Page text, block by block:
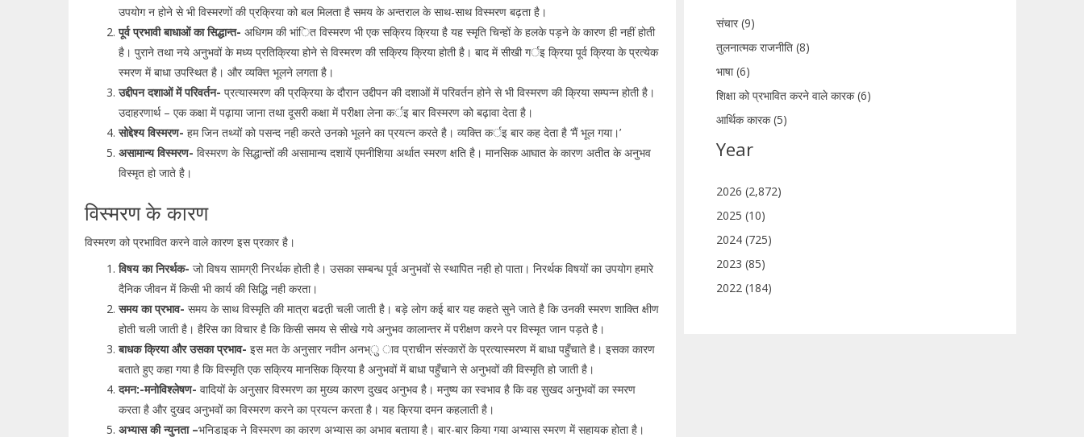
उपयोग न होने से भी विस्मरणों की प्रक्रिया को बल मिलता है समय के अन्तराल के साथ-साथ विस्मरण बढ़ता है।
पूर्व प्रभावी बाधाओं का सिद्धान्त- अधिगम की भांित विस्मरण भी एक सक्रिय क्रिया है यह स्मृति चिन्हों के हलके पड़ने के कारण ही नहीं होती
है। पुराने तथा नये अनुभवों के मध्य प्रतिक्रिया होने से विस्मरण की सक्रिय क्रिया होती है। बाद में सीखी गर्इ क्रिया पूर्व क्रिया के प्रत्येक
स्मरण में बाधा उपस्थित है। और व्यक्ति भूलने लगता है।
उद्दीपन दशाओं में परिवर्तन- प्रत्यास्मरण की प्रक्रिया के दौरान उद्दीपन की दशाओं में परिवर्तन होने से भी विस्मरण की क्रिया सम्पन्न होती है।
उदाहरणार्थ – एक कक्षा में पढ़ाया जाना तथा दूसरी कक्षा में परीक्षा लेना कर्इ बार विस्मरण को बढ़ावा देता है।
सोद्देश्य विस्मरण- हम जिन तथ्यों को पसन्द नही करते उनको भूलने का प्रयत्न करते है। व्यक्ति कर्इ बार कह देता है ‘मैं भूल गया।’
असामान्य विस्मरण- विस्मरण के सिद्धान्तों की असामान्य दशायें एमनीशिया अर्थात स्मरण क्षति है। मानसिक आघात के कारण अतीत के अनुभव
विस्मृत हो जाते है।
विस्मरण के कारण
विस्मरण को प्रभावित करने वाले कारण इस प्रकार है।
विषय का निरर्थक- जो विषय सामग्री निरर्थक होती है। उसका सम्बन्ध पूर्व अनुभवों से स्थापित नही हो पाता। निरर्थक विषयों का उपयोग हमारे
दैनिक जीवन में किसी भी कार्य की सिद्धि नही करता।
समय का प्रभाव- समय के साथ विस्मृति की मात्रा बढत़ी चली जाती है। बड़े लोग कई बार यह कहते सुने जाते है कि उनकी स्मरण शाक्ति क्षीण
होती चली जाती है। हैरिस का विचार है कि किसी समय से सीखे गये अनुभव कालान्तर में परीक्षण करने पर विस्मृत जान पड़ते है।
बाधक क्रिया और उसका प्रभाव- इस मत के अनुसार नवीन अनभ्ु ाव प्राचीन संस्कारों के प्रत्यास्मरण में बाधा पहुँचाते है। इसका कारण
बताते हुए कहा गया है कि विस्मृति एक सक्रिय मानसिक क्रिया है अनुभवों में बाधा पहुँचाने से अनुभवों की विस्मृति हो जाती है।
दमन:-मनोविश्लेषण- वादियों के अनुसार विस्मरण का मुख्य कारण दुखद अनुभव है। मनुष्य का स्वभाव है कि वह सुखद अनुभवों का स्मरण
करता है और दुखद अनुभवों का विस्मरण करने का प्रयत्न करता है। यह क्रिया दमन कहलाती है।
अभ्यास की न्युनता –भनिडाइक ने विस्मरण का कारण अभ्यास का अभाव बताया है। बार-बार किया गया अभ्यास स्मरण में सहायक होता है।
संचार (9)
तुलनात्मक राजनीति (8)
भाषा (6)
शिक्षा को प्रभावित करने वाले कारक (6)
आर्थिक कारक (5)
Year
2026 (2,872)
2025 (10)
2024 (725)
2023 (85)
2022 (184)